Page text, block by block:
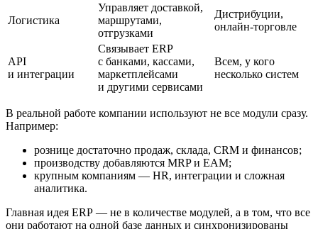
Логистика
Управляет доставкой,
маршрутами,
отгрузками
Дистрибуции,
онлайн-торговле
API
и интеграции
Связывает ERP
с банками, кассами,
маркетплейсами
и другими сервисами
Всем, у кого
несколько систем
В реальной работе компании используют не все модули сразу.
Например:
рознице достаточно продаж, склада, CRM и финансов;
производству добавляются MRP и EAM;
крупным компаниям — HR, интеграции и сложная
аналитика.
Главная идея ERP — не в количестве модулей, а в том, что все
они работают на одной базе данных и синхронизированы